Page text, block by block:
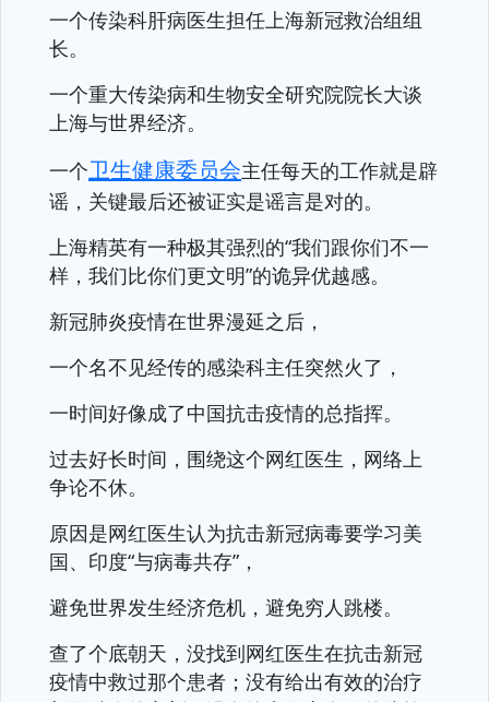
一个传染科肝病医生担任上海新冠救治组组
长。
一个重大传染病和生物安全研究院院长大谈
上海与世界经济。
一个卫生健康委员会主任每天的工作就是辟
谣，关键最后还被证实是谣言是对的。
上海精英有一种极其强烈的“我们跟你们不一
样，我们比你们更文明”的诡异优越感。
新冠肺炎疫情在世界漫延之后，
一个名不见经传的感染科主任突然火了，
一时间好像成了中国抗击疫情的总指挥。
过去好长时间，围绕这个网红医生，网络上
争论不休。
原因是网红医生认为抗击新冠病毒要学习美
国、印度“与病毒共存”，
避免世界发生经济危机，避免穷人跳楼。
查了个底朝天，没找到网红医生在抗击新冠
疫情中救过那个患者；没有给出有效的治疗